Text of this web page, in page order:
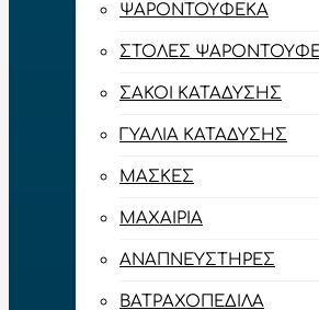
ΨΑΡΟΝΤΟΎΦΕΚΑ
ΣΤΟΛΈΣ
ΣΆΚΟΙ ΚΑΤΆΔΥΣΗΣ
ΓΥΑΛΙΆ ΚΑΤΆΔΥΣΗΣ
ΜΆΣΚΕΣ
ΜΑΧΑΊΡΙΑ
ΑΝΑΠΝΕΥΣΤΉΡΕΣ
ΒΑΤΡΑΧΟΠΈΔΙΛΑ